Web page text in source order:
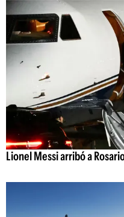
Lionel Messi arribó a